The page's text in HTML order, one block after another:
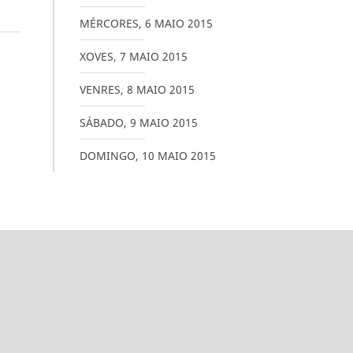
MÉRCORES, 6 MAIO 2015
XOVES, 7 MAIO 2015
VENRES, 8 MAIO 2015
SÁBADO, 9 MAIO 2015
DOMINGO, 10 MAIO 2015